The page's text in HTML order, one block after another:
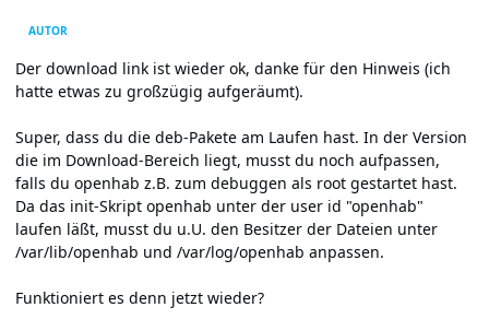
AUTOR
Der download link ist wieder ok, danke für den Hinweis (ich
hatte etwas zu großzügig aufgeräumt).
Super, dass du die deb-Pakete am Laufen hast. In der Version
die im Download-Bereich liegt, musst du noch aufpassen,
falls du openhab z.B. zum debuggen als root gestartet hast.
Da das init-Skript openhab unter der user id "openhab"
laufen läßt, musst du u.U. den Besitzer der Dateien unter
/var/lib/openhab und /var/log/openhab anpassen.
Funktioniert es denn jetzt wieder?